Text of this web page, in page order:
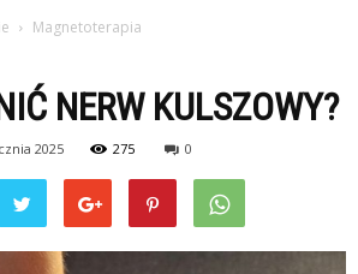
Magnetoterapia
NERW KULSZOWY?
2025 275 0